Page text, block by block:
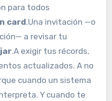
para todos
card.Una invitación —o
a revisar tu
.A exigir tus récords,
actualizados. A no
cuando un sistema
Y cuando te